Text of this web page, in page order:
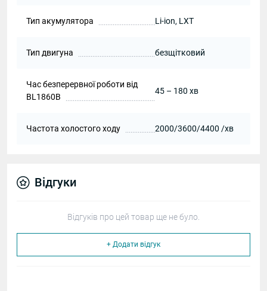
Тип акумулятора Li-ion, LXT
Тип двигуна безщітковий
Час безперервної роботи від
BL1860B
45 – 180 хв
Частота холостого ходу 2000/3600/4400 /хв
Відгуки
Відгуків про цей товар ще не було.
+ Додати відгук